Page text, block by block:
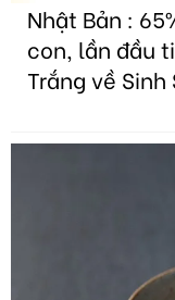
Nhật Bản :
con, lần đầu
Trắng về